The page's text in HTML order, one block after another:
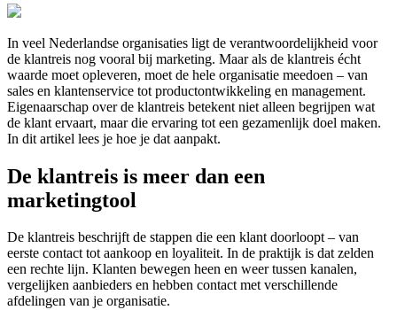
In veel Nederlandse organisaties ligt de verantwoordelijkheid voor
de klantreis nog vooral bij marketing. Maar als de klantreis écht
waarde moet opleveren, moet de hele organisatie meedoen – van
sales en klantenservice tot productontwikkeling en management.
Eigenaarschap over de klantreis betekent niet alleen begrijpen wat
de klant ervaart, maar die ervaring tot een gezamenlijk doel maken.
In dit artikel lees je hoe je dat aanpakt.
De klantreis is meer dan een
marketingtool
De klantreis beschrijft de stappen die een klant doorloopt – van
eerste contact tot aankoop en loyaliteit. In de praktijk is dat zelden
een rechte lijn. Klanten bewegen heen en weer tussen kanalen,
vergelijken aanbieders en hebben contact met verschillende
afdelingen van je organisatie.